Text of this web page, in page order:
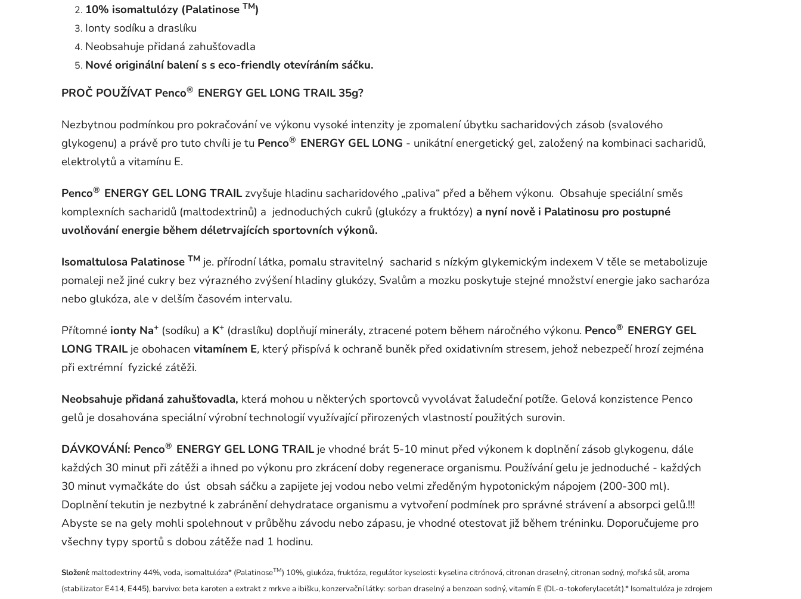
10% isomaltulózy (Palatinose TM)
Ionty sodíku a draslíku
Neobsahuje přidaná zahušťovadla
Nové originální balení s s eco-friendly otevíráním sáčku.
PROČ POUŽÍVAT Penco® ENERGY GEL LONG TRAIL 35g?
Nezbytnou podmínkou pro pokračování ve výkonu vysoké intenzity je zpomalení úbytku sacharidových zásob (svalového
glykogenu) a právě pro tuto chvíli je tu Penco® ENERGY GEL LONG - unikátní energetický gel, založený na kombinaci sacharidů,
elektrolytů a vitamínu E.
Penco® ENERGY GEL LONG TRAILzvyšuje hladinu sacharidového „paliva“ před a během výkonu. Obsahuje speciální směs
komplexních sacharidů (maltodextrinů) a jednoduchých cukrů (glukózy a fruktózy) a nyní nově i Palatinosu pro postupné
uvolňování energie během déletrvajících sportovních výkonů.
Isomaltulosa Palatinose TM je. přírodní látka, pomalu stravitelný sacharid s nízkým glykemickým indexem V těle se metabolizuje
pomaleji než jiné cukry bez výrazného zvýšení hladiny glukózy, Svalům a mozku poskytuje stejné množství energie jako sacharóza
nebo glukóza, ale v delším časovém intervalu.
Přítomné ionty Na+ (sodíku) a K+ (draslíku) doplňují minerály, ztracené potem během náročného výkonu. Penco® ENERGY GEL
LONG TRAILje obohacen vitamínem E, který přispívá k ochraně buněk před oxidativním stresem, jehož nebezpečí hrozí zejména
při extrémní fyzické zátěži.
Neobsahuje přidaná zahušťovadla, která mohou u některých sportovců vyvolávat žaludeční potíže. Gelová konzistence Penco
gelů je dosahována speciální výrobní technologií využívající přirozených vlastností použitých surovin.
DÁVKOVÁNÍ: Penco® ENERGY GEL LONG TRAILje vhodné brát 5-10 minut před výkonem k doplnění zásob glykogenu, dále
každých 30 minut při zátěži a ihned po výkonu pro zkrácení doby regenerace organismu. Používání gelu je jednoduché - každých
30 minut vymačkáte do úst obsah sáčku a zapijete jej vodou nebo velmi zředěným hypotonickým nápojem (200-300 ml).
Doplnění tekutin je nezbytné k zabránění dehydratace organismu a vytvoření podmínek pro správné strávení a absorpci gelů.!!!
Abyste se na gely mohli spolehnout v průběhu závodu nebo zápasu, je vhodné otestovat již během tréninku. Doporučujeme pro
všechny typy sportů s dobou zátěže nad 1 hodinu.
Složení: maltodextriny 44%, voda, isomaltulóza* (PalatinoseTM) 10%, glukóza, fruktóza, regulátor kyselosti: kyselina citrónová, citronan draselný, citronan sodný, mořská sůl, aroma
(stabilizator E414, E445), barvivo: beta karoten a extrakt z mrkve a ibišku, konzervační látky: sorban draselný a benzoan sodný, vitamín E (DL-α-tokoferylacetát).* Isomaltulóza je zdrojem